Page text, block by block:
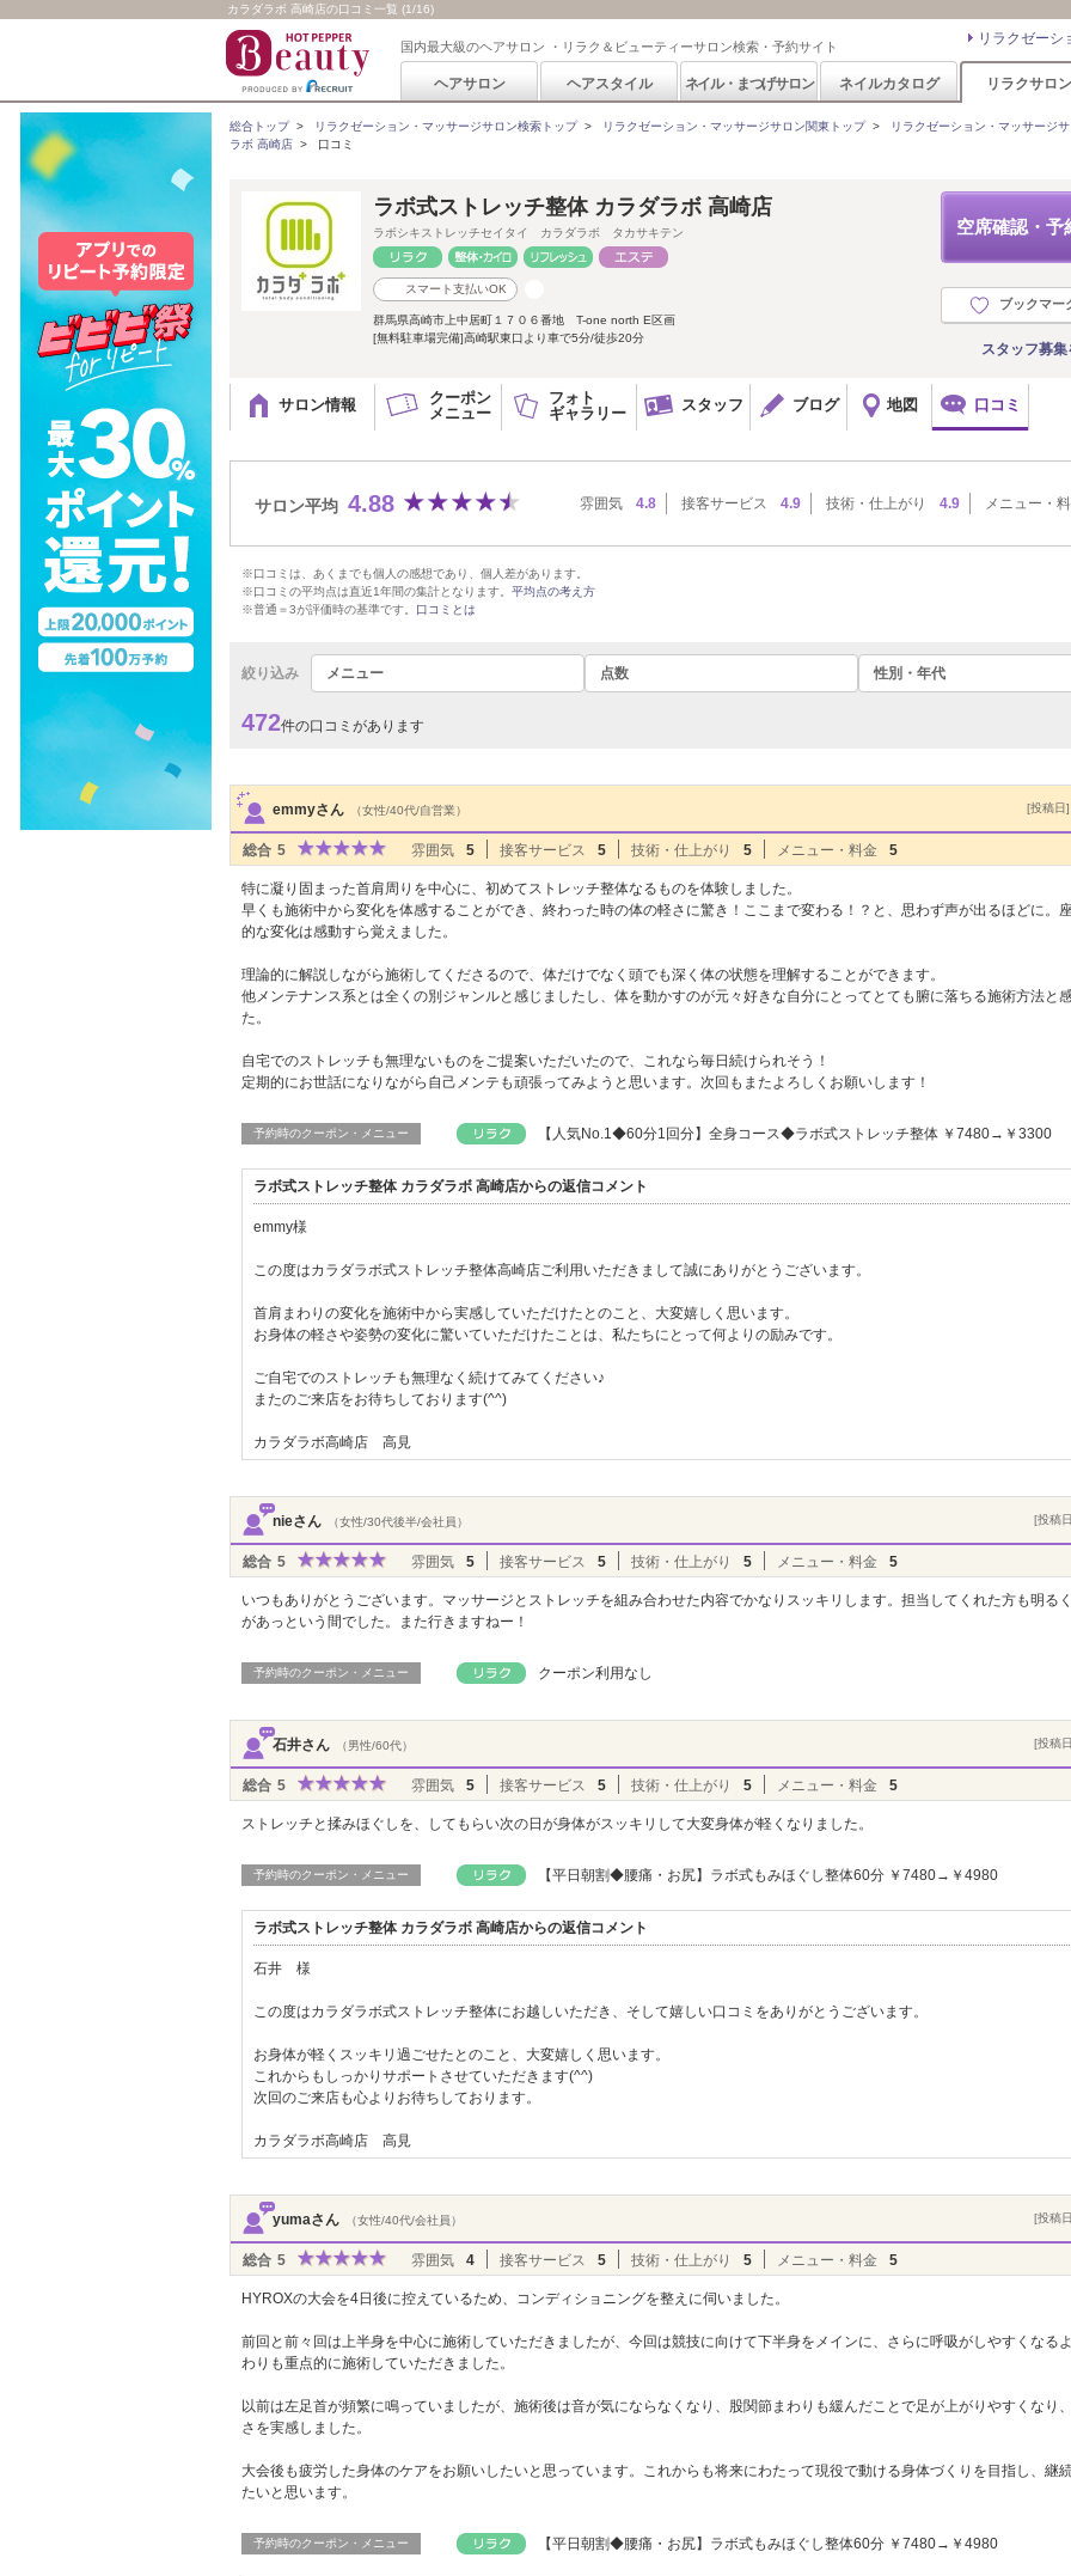
カラダラボ 高崎店の口コミ一覧 (1/16)
国内最大級のヘアサロン ・リラク＆ビューティーサロン検索・予約サイト リラクゼーシ
ヘアサロン ヘアスタイル ネイル・まつげサロン ネイルカタログ リラクサロン
総合トップ> リラクゼーション・マッサージサロン検索トップ> リラクゼーション・マッサージサロン関東トップ> リラクゼーション・マッサージ
ラボ 高崎店 > 口コミ
空席確認・予
ブックマー
スタッフ募集
ラボ式ストレッチ整体 カラダラボ 高崎店
ラボシキストレッチセイタイ カラダラボ タカサキテン
スマート支払いOK
群馬県高崎市上中居町１７０６番地 T-one north E区画
[無料駐車場完備]高崎駅東口より車で5分/徒歩20分
サロン情報
クーポン
メニュー
フォト
ギャラリー
スタッフ ブログ 地図 口コミ
サロン平均 4.88 雰囲気 4.8 接客サービス 4.9 技術・仕上がり 4.9 メニュー・
※口コミは、あくまでも個人の感想であり、個人差があります。
※口コミの平均点は直近1年間の集計となります。 平均点の考え方
※普通＝3が評価時の基準です。 口コミとは
絞り込み メニュー 点数 性別・年代
472件の口コミがあります
サロンPick Up
emmyさん
（女性/40代/自営業） [投稿日
総合 5 雰囲気 5 接客サービス 5 技術・仕上がり 5 メニュー・料金 5
特に凝り固まった首肩周りを中心に、初めてストレッチ整体なるものを体験しました。
早くも施術中から変化を体感することができ、終わった時の体の軽さに驚き！ここまで変わる！？と、思わず声が出るほどに。
的な変化は感動すら覚えました。
理論的に解説しながら施術してくださるので、体だけでなく頭でも深く体の状態を理解することができます。
他メンテナンス系とは全くの別ジャンルと感じましたし、体を動かすのが元々好きな自分にとってとても腑に落ちる施術方法と
た。
自宅でのストレッチも無理ないものをご提案いただいたので、これなら毎日続けられそう！
定期的にお世話になりながら自己メンテも頑張ってみようと思います。次回もまたよろしくお願いします！
予約時のクーポン・メニュー 【人気No.1◆60分1回分】全身コース◆ラボ式ストレッチ整体 ￥7480→￥3300
ラボ式ストレッチ整体 カラダラボ 高崎店からの返信コメント
emmy様
この度はカラダラボ式ストレッチ整体高崎店ご利用いただきまして誠にありがとうございます。
首肩まわりの変化を施術中から実感していただけたとのこと、大変嬉しく思います。
お身体の軽さや姿勢の変化に驚いていただけたことは、私たちにとって何よりの励みです。
ご自宅でのストレッチも無理なく続けてみてください♪
またのご来店をお待ちしております(^^)
カラダラボ高崎店 高見
nieさん （女性/30代後半/会社員） [投稿
総合 5 雰囲気 5 接客サービス 5 技術・仕上がり 5 メニュー・料金 5
いつもありがとうございます。マッサージとストレッチを組み合わせた内容でかなりスッキリします。担当してくれた方も明る
があっという間でした。また行きますねー！
予約時のクーポン・メニュー クーポン利用なし
石井さん （男性/60代） [投稿
総合 5 雰囲気 5 接客サービス 5 技術・仕上がり 5 メニュー・料金 5
ストレッチと揉みほぐしを、してもらい次の日が身体がスッキリして大変身体が軽くなりました。
予約時のクーポン・メニュー 【平日朝割◆腰痛・お尻】ラボ式もみほぐし整体60分 ￥7480→￥4980
ラボ式ストレッチ整体 カラダラボ 高崎店からの返信コメント
石井 様
この度はカラダラボ式ストレッチ整体にお越しいただき、そして嬉しい口コミをありがとうございます。
お身体が軽くスッキリ過ごせたとのこと、大変嬉しく思います。
これからもしっかりサポートさせていただきます(^^)
次回のご来店も心よりお待ちしております。
カラダラボ高崎店 高見
yumaさん （女性/40代/会社員） [投稿
総合 5 雰囲気 4 接客サービス 5 技術・仕上がり 5 メニュー・料金 5
HYROXの大会を4日後に控えているため、コンディショニングを整えに伺いました。
前回と前々回は上半身を中心に施術していただきましたが、今回は競技に向けて下半身をメインに、さらに呼吸がしやすくなる
わりも重点的に施術していただきました。
以前は左足首が頻繁に鳴っていましたが、施術後は音が気にならなくなり、股関節まわりも緩んだことで足が上がりやすくなり
さを実感しました。
大会後も疲労した身体のケアをお願いしたいと思っています。これからも将来にわたって現役で動ける身体づくりを目指し、継
たいと思います。
予約時のクーポン・メニュー 【平日朝割◆腰痛・お尻】ラボ式もみほぐし整体60分 ￥7480→￥4980